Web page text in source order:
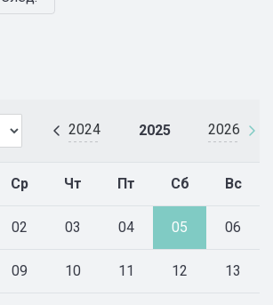
2024 2025 2026
Ср Чт Пт Сб Вс
02 03 04 05 06
09 10 11 12 13